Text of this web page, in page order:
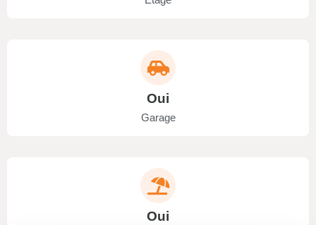
Oui
Garage
Oui